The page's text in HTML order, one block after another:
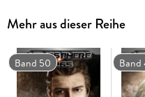
Die Serie erscheint
Hardcover.
Mehr aus dieser Reihe
Band 50 Band